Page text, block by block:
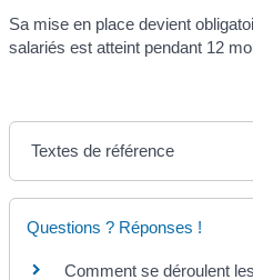
Sa mise en place devient
salariés est atteint pendant 12
Textes de référence
Questions ? Réponses !
Comment se déroulent